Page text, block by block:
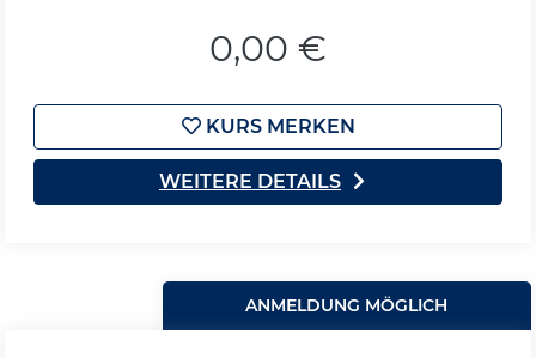
0,00 €
KURS MERKEN
WEITERE DETAILS
ANMELDUNG MÖGLICH